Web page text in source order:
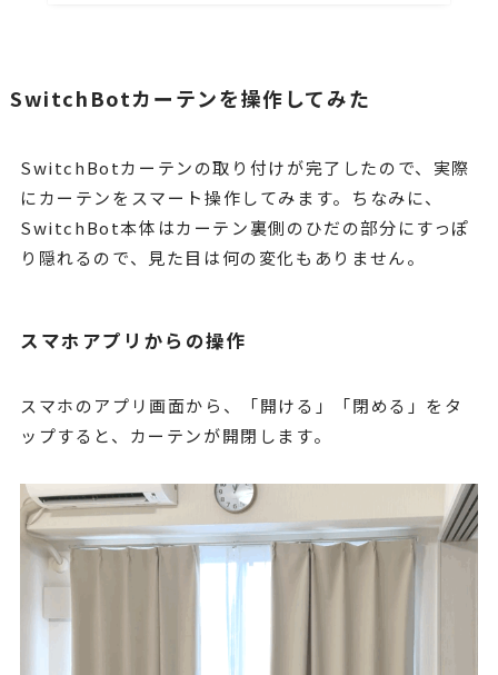
SwitchBotカーテンを操作してみた
SwitchBotカーテンの取り付けが完了したので、実際
にカーテンをスマート操作してみます。ちなみに、
SwitchBot本体はカーテン裏側のひだの部分にすっぽ
り隠れるので、見た目は何の変化もありません。
スマホアプリからの操作
スマホのアプリ画面から、「開ける」「閉める」をタ
ップすると、カーテンが開閉します。